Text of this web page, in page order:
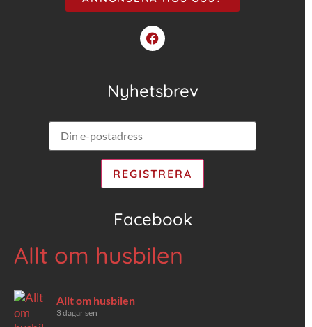
Nyhetsbrev
Facebook
Allt om husbilen
Allt om husbilen
3 dagar sen